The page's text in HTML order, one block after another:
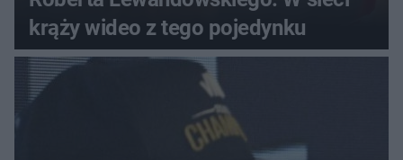
krąży wideo z tego pojedynku